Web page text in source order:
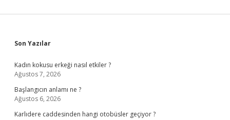
Sidebar
Son Yazılar
Kadın kokusu erkeği nasıl etkiler ?
Ağustos 7, 2026
Başlangıcın anlamı ne ?
Ağustos 6, 2026
Karlıdere caddesinden hangi otobüsler geçiyor ?